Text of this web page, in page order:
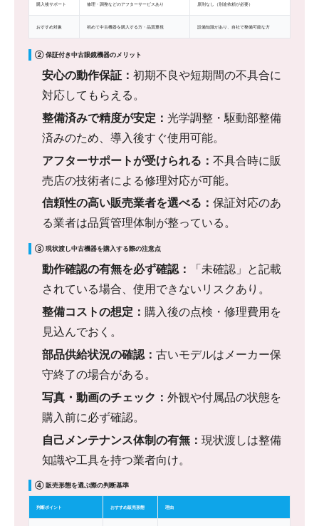
購入後サポート 修理・調整などのアフターサービスあり 原則なし（別途依頼が必要）
おすすめ対象 初めて中古機器を購入する方・品質重視 設備知識があり、自社で整備可能な方
② 保証付き中古眼鏡機器のメリット
安心の動作保証： 初期不良や短期間の不具合に
対応してもらえる。
整備済みで精度が安定： 光学調整・駆動部整備
済みのため、導入後すぐ使用可能。
アフターサポートが受けられる： 不具合時に販
売店の技術者による修理対応が可能。
信頼性の高い販売業者を選べる： 保証対応のあ
る業者は品質管理体制が整っている。
③ 現状渡し中古機器を購入する際の注意点
動作確認の有無を必ず確認：
「未確認」と記載
されている場合、使用できないリスクあり。
整備コストの想定： 購入後の点検・修理費用を
見込んでおく。
部品供給状況の確認： 古いモデルはメーカー保
守終了の場合がある。
写真・動画のチェック： 外観や付属品の状態を
購入前に必ず確認。
自己メンテナンス体制の有無： 現状渡しは整備
知識や工具を持つ業者向け。
④ 販売形態を選ぶ際の判断基準
判断ポイント おすすめ販売形態 理由